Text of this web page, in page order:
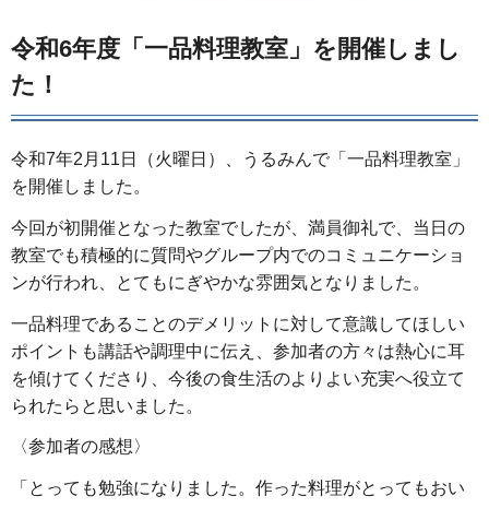
令和6年度「一品料理教室」を開催しまし
た！
令和7年2月11日（火曜日）、うるみんで「一品料理教室」
を開催しました。
今回が初開催となった教室でしたが、満員御礼で、当日の
教室でも積極的に質問やグループ内でのコミュニケーショ
ンが行われ、とてもにぎやかな雰囲気となりました。
一品料理であることのデメリットに対して意識してほしい
ポイントも講話や調理中に伝え、参加者の方々は熱心に耳
を傾けてくださり、今後の食生活のよりよい充実へ役立て
られたらと思いました。
〈参加者の感想〉
「とっても勉強になりました。作った料理がとってもおい